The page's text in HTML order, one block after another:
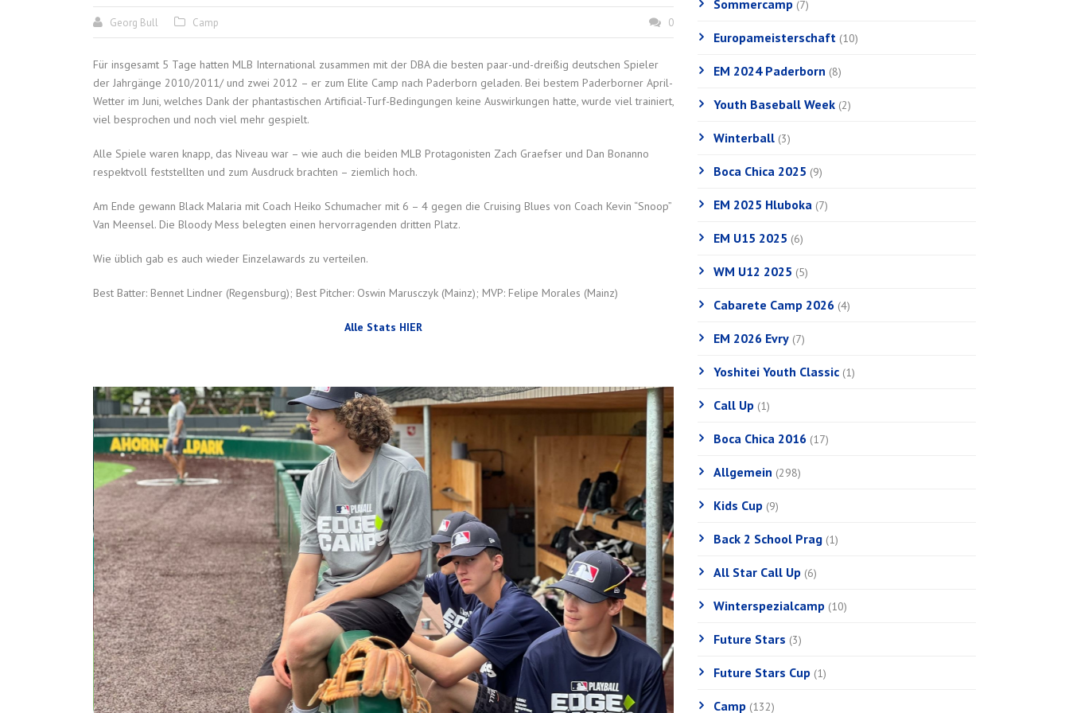
Georg Bull Camp 0
Für insgesamt 5 Tage hatten MLB International zusammen mit der DBA die besten paar-und-dreißig deutschen Spieler
der Jahrgänge 2010/2011/ und zwei 2012 – er zum Elite Camp nach Paderborn geladen. Bei bestem Paderborner April-
Wetter im Juni, welches Dank der phantastischen Artificial-Turf-Bedingungen keine Auswirkungen hatte, wurde viel trainiert,
viel besprochen und noch viel mehr gespielt.
Alle Spiele waren knapp, das Niveau war – wie auch die beiden MLB Protagonisten Zach Graefser und Dan Bonanno
respektvoll feststellten und zum Ausdruck brachten – ziemlich hoch.
Am Ende gewann Black Malaria mit Coach Heiko Schumacher mit 6 – 4 gegen die Cruising Blues von Coach Kevin “Snoop”
Van Meensel. Die Bloody Mess belegten einen hervorragenden dritten Platz.
Wie üblich gab es auch wieder Einzelawards zu verteilen.
Best Batter: Bennet Lindner (Regensburg); Best Pitcher: Oswin Marusczyk (Mainz); MVP: Felipe Morales (Mainz)
Alle Stats HIER
Sommercamp (7)
Europameisterschaft (10)
EM 2024 Paderborn (8)
Youth Baseball Week (2)
Winterball (3)
Boca Chica 2025 (9)
EM 2025 Hluboka (7)
EM U15 2025 (6)
WM U12 2025 (5)
Cabarete Camp 2026 (4)
EM 2026 Evry (7)
Yoshitei Youth Classic (1)
Call Up (1)
Boca Chica 2016 (17)
Allgemein (298)
Kids Cup (9)
Back 2 School Prag (1)
All Star Call Up (6)
Winterspezialcamp (10)
Future Stars (3)
Future Stars Cup (1)
Camp (132)